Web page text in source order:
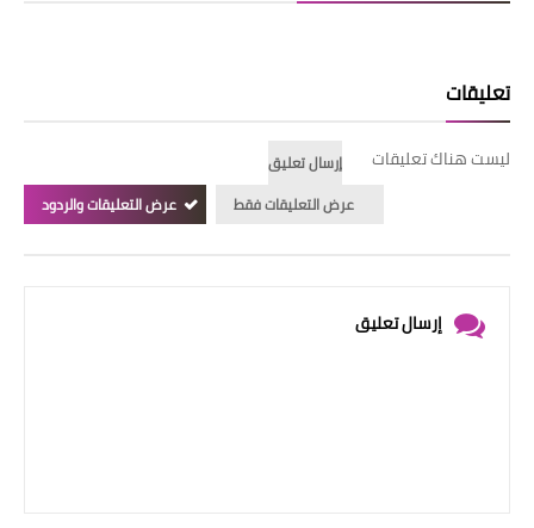
تعليقات
ليست هناك تعليقات
إرسال تعليق
عرض التعليقات فقط
عرض التعليقات والردود
إرسال تعليق